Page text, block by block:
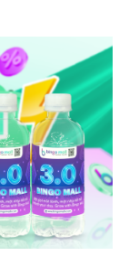
hot: Gia
tạo dấu ấn
điểm”
Nghiệp:
Nâng Tầm